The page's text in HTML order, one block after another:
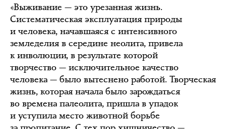
«Выживание — это урезанная жизнь.
Систематическая эксплуатация природы
и человека, начавшаяся с интенсивного
земледелия в середине неолита, привела
к инволюции, в результате которой
творчество — исключительное качество
человека — было вытеснено работой. Творческая
жизнь, которая начала было зарождаться
во времена палеолита, пришла в упадок
и уступила место животной борьбе